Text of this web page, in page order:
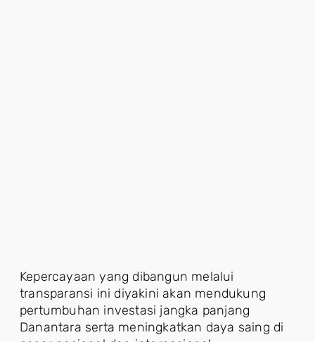
Kepercayaan yang dibangun melalui
transparansi ini diyakini akan mendukung
pertumbuhan investasi jangka panjang
Danantara serta meningkatkan daya saing di